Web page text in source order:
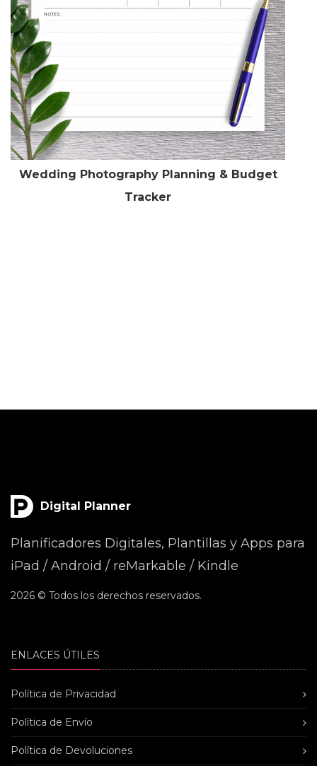
Wedding Photography Planning & Budget
Tracker
Digital Planner
Planificadores Digitales, Plantillas y Apps para
iPad / Android / reMarkable / Kindle
2026 © Todos los derechos reservados.
ENLACES ÚTILES
Política de Privacidad
Política de Envío
Política de Devoluciones